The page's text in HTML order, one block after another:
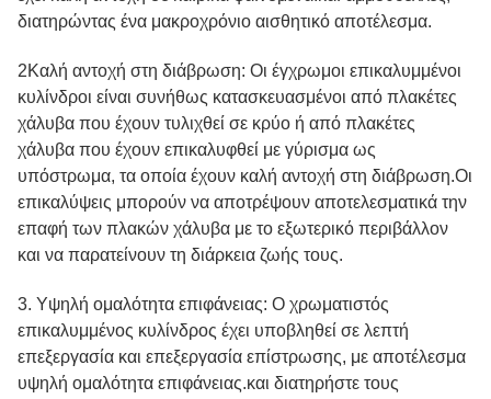
διατηρώντας ένα μακροχρόνιο αισθητικό αποτέλεσμα.
2Καλή αντοχή στη διάβρωση: Οι έγχρωμοι επικαλυμμένοι
κυλίνδροι είναι συνήθως κατασκευασμένοι από πλακέτες
χάλυβα που έχουν τυλιχθεί σε κρύο ή από πλακέτες
χάλυβα που έχουν επικαλυφθεί με γύρισμα ως
υπόστρωμα, τα οποία έχουν καλή αντοχή στη διάβρωση.Οι
επικαλύψεις μπορούν να αποτρέψουν αποτελεσματικά την
επαφή των πλακών χάλυβα με το εξωτερικό περιβάλλον
και να παρατείνουν τη διάρκεια ζωής τους.
3. Υψηλή ομαλότητα επιφάνειας: Ο χρωματιστός
επικαλυμμένος κυλίνδρος έχει υποβληθεί σε λεπτή
επεξεργασία και επεξεργασία επίστρωσης, με αποτέλεσμα
υψηλή ομαλότητα επιφάνειας.και διατηρήστε τους